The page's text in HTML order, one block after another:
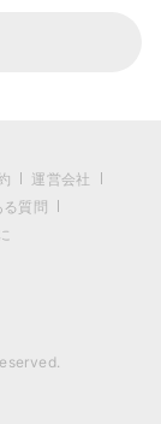
運営会社
る質問